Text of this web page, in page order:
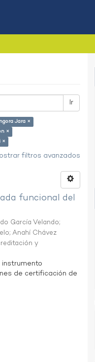
Ir
Jara ×
×
×
filtros avanzados
funcional del
García Velando;
;Anahí Chávez
y
de certificación de